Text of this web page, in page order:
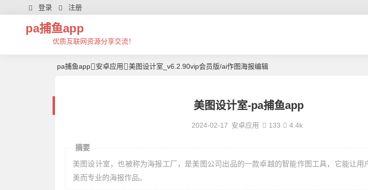
登录 注册
pa捕鱼app
优质互联网资源分享交流！
pa捕鱼app 安卓应用 美图设计室_v6.2.90vip会员版/ai作图海报编辑
美图设计室-pa捕鱼app
2024-02-17 安卓应用 133 4.4k
摘要
美图设计室，也被称为海报工厂，是美图公司出品的一款卓越的智能作图工具，它能让用
美而专业的海报作品。